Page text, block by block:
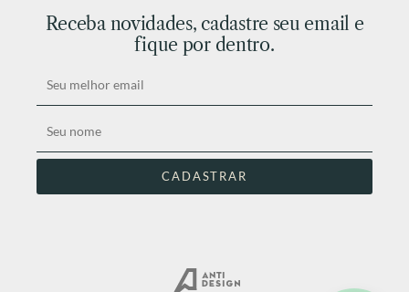
Receba novidades, cadastre seu email e
fique por dentro.